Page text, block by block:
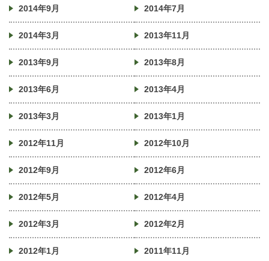
2014年9月 2014年7月
2014年3月 2013年11月
2013年9月 2013年8月
2013年6月 2013年4月
2013年3月 2013年1月
2012年11月 2012年10月
2012年9月 2012年6月
2012年5月 2012年4月
2012年3月 2012年2月
2012年1月 2011年11月